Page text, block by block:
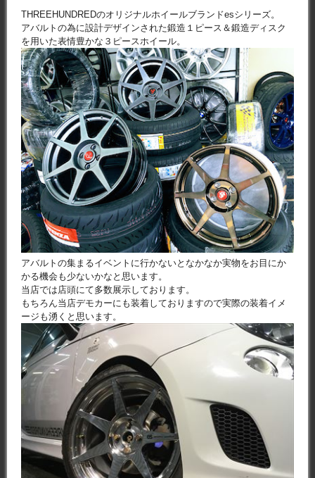
THREEHUNDREDのオリジナルホイールブランドesシリーズ。
アバルトの為に設計デザインされた鍛造１ピース＆鍛造ディスク
を用いた表情豊かな３ピースホイール。
アバルトの集まるイベントに行かないとなかなか実物をお目にか
かる機会も少ないかなと思います。
当店では店頭にて多数展示しております。
もちろん当店デモカーにも装着しておりますので実際の装着イメ
ージも湧くと思います。